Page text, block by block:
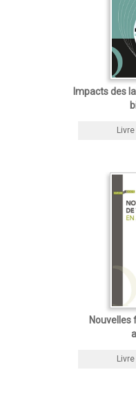
Impacts des
Nouvelles